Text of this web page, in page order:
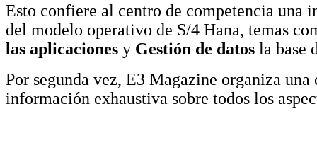
Esto confiere al centro de competencia una
del modelo operativo de S/4 Hana, temas
las aplicaciones y Gestión de datos la base
Por segunda vez, E3 Magazine organiza
información exhaustiva sobre todos los